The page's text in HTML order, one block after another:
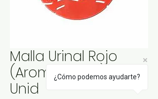
Malla Urinal Rojo
(Aroma Fresa) Paq 4
Unid
¿Cómo podemos ayudarte?